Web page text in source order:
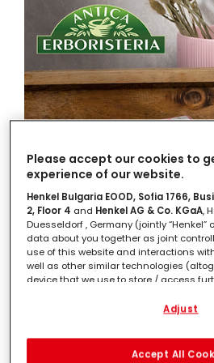
Antica Erboristeria:
un bel
Erboristeria combina
Please accept our cookies to
experience of our website.
Henkel Bulgaria EOOD, Sofia 1766,
2, Floor 4 and Henkel AG & Co. KGaA,
Duesseldorf , Germany (jointly “Henkel”
data about you together as joint
use of this website and interactions
well as other similar technologies
device that we use to store / access
joint controllers as designated in our
linked in the footer, Section “Cookies,
Adjust
Accept All